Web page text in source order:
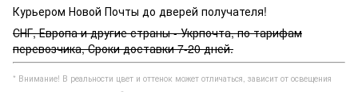
Курьером Новой Почты до дверей получателя!
СНГ, Европа и другие страны - Укрпочта, по тарифам
перевозчика, Сроки доставки 7-20 дней.
* Внимание! В реальности цвет и оттенок может отличаться, зависит от освещения